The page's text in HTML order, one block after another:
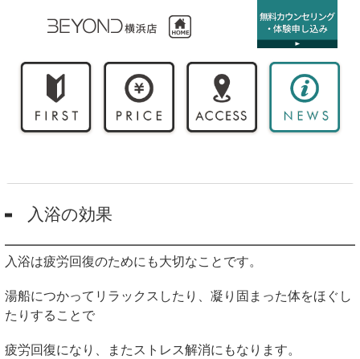
入浴の効果
入浴は疲労回復のためにも大切なことです。
湯船につかってリラックスしたり、凝り固まった体をほぐし
たりすることで
疲労回復になり、またストレス解消にもなります。